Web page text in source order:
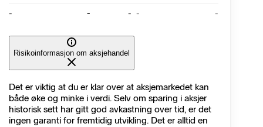
- - - - -
Risikoinformasjon om aksjehandel
Det er viktig at du er klar over at aksjemarkedet kan
både øke og minke i verdi. Selv om sparing i aksjer
historisk sett har gitt god avkastning over tid, er det
ingen garanti for fremtidig utvikling. Det er alltid en